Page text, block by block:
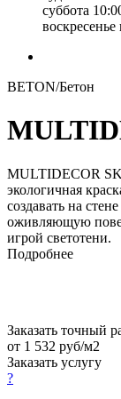
суббота
BETON/Бетон
MULTIDECOR
экологичная
создавать на
оживляющую
игрой светотени.
Подробнее
Заказать точный
от 1 532 руб/м2
Заказать услугу
?